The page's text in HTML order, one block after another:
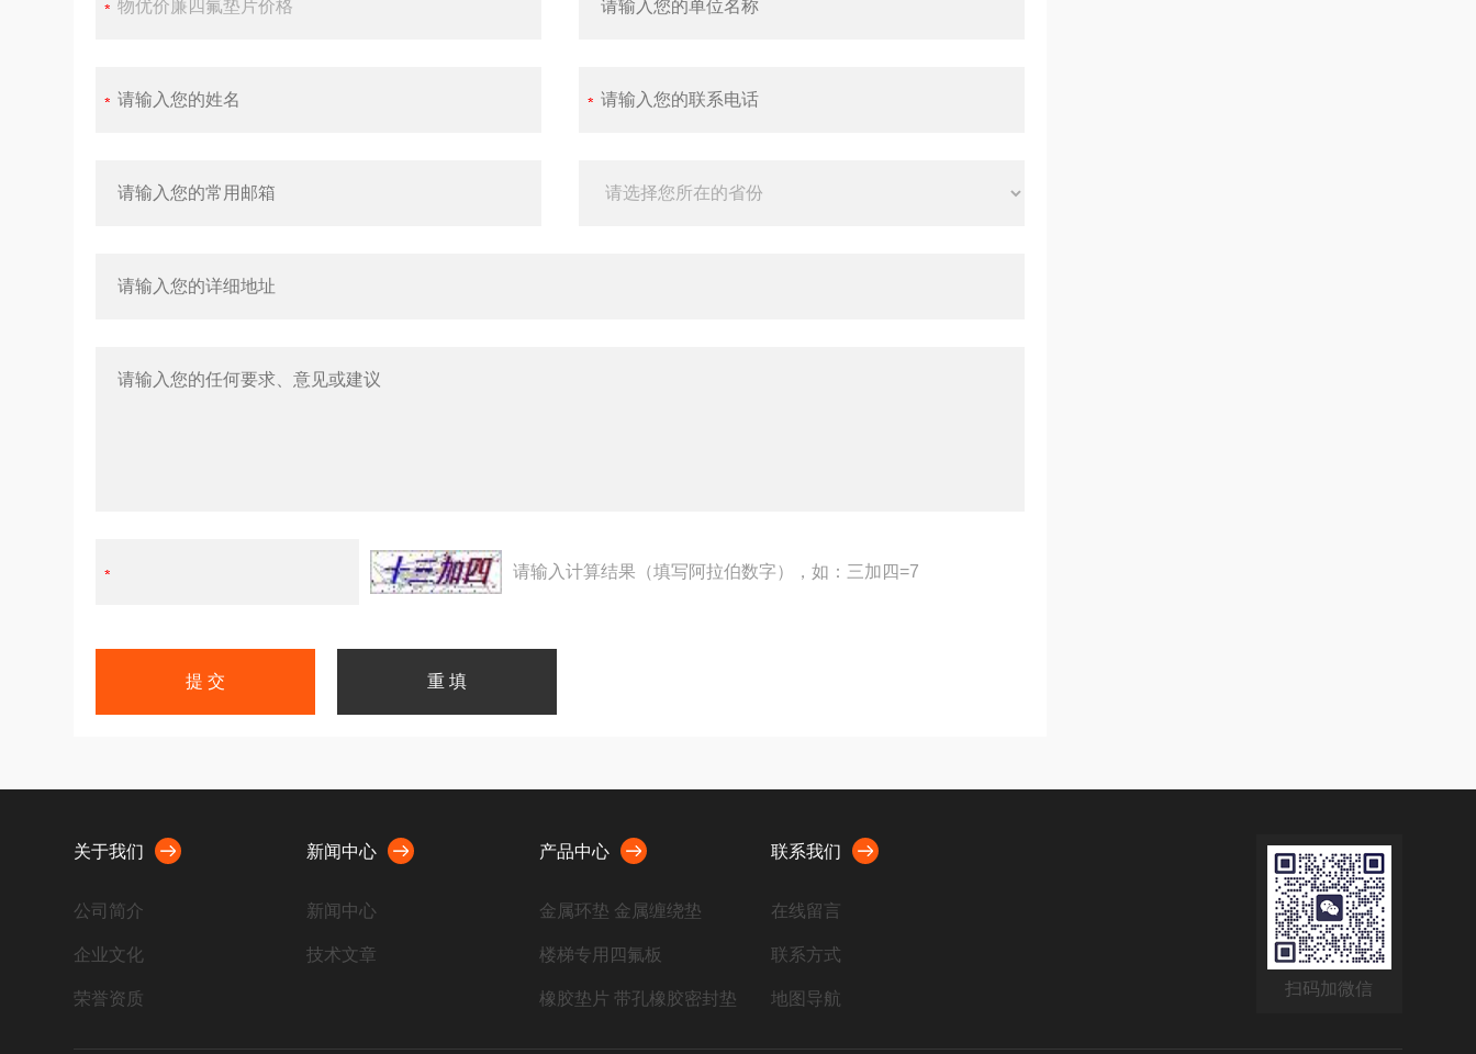
请输入计算结果（填写阿拉伯数字），如：三加四=7
关于我们
公司简介
企业文化
荣誉资质
新闻中心
新闻中心
技术文章
产品中心
金属环垫 金属缠绕垫
楼梯专用四氟板
橡胶垫片 带孔橡胶密封垫
联系我们
在线留言
联系方式
地图导航
扫码加微信